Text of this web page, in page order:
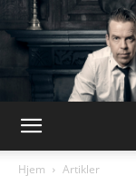
Hjem
Artikler